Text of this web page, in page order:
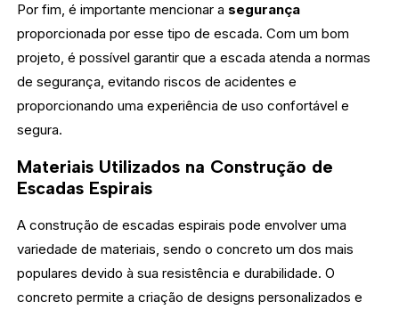
Por fim, é importante mencionar a segurança
proporcionada por esse tipo de escada. Com um bom
projeto, é possível garantir que a escada atenda a normas
de segurança, evitando riscos de acidentes e
proporcionando uma experiência de uso confortável e
segura.
Materiais Utilizados na Construção de
Escadas Espirais
A construção de escadas espirais pode envolver uma
variedade de materiais, sendo o concreto um dos mais
populares devido à sua resistência e durabilidade. O
concreto permite a criação de designs personalizados e